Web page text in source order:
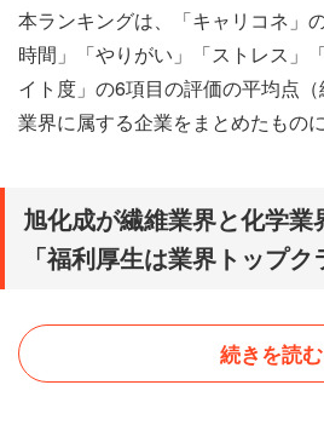
本ランキングは、「キャリコネ」
時間」「やりがい」「ストレス」
イト度」の6項目の評価の平均点
業界に属する企業をまとめたもの
旭化成が繊維業界と化学
「福利厚生は業界トップク
続きを読む